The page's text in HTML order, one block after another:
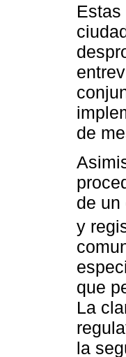
de
de un
y
que
La
la